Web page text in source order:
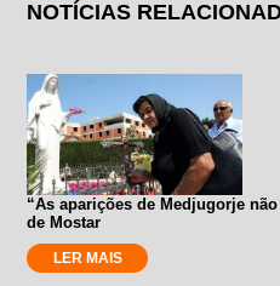
NOTÍCIAS
“As aparições de Medjugorje
de Mostar
LER MAIS